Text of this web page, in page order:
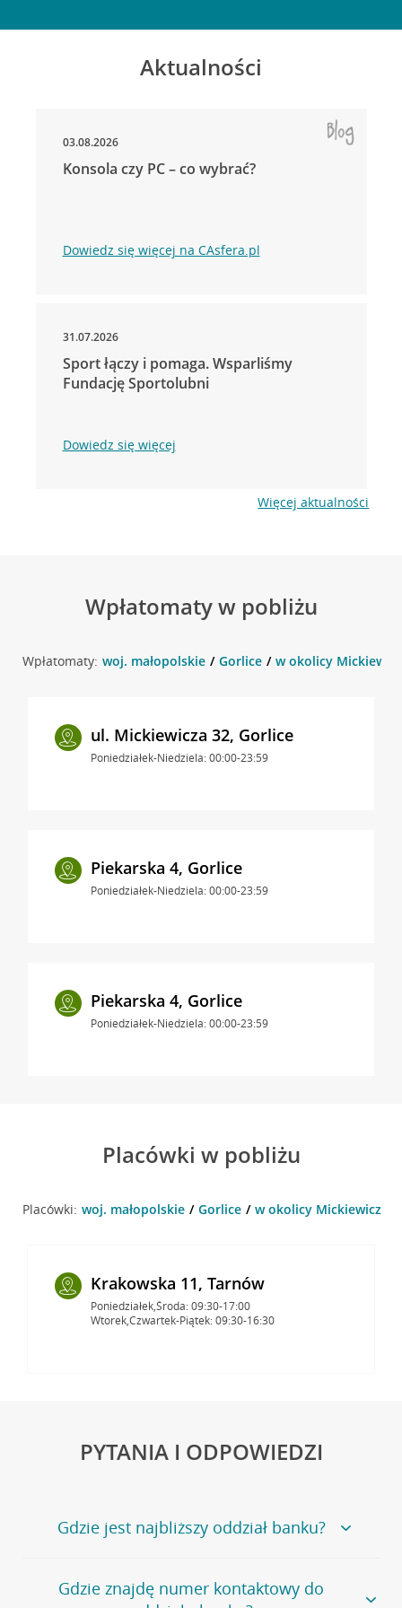
Aktualności
03.08.2026
Konsola czy PC – co wybrać?
Dowiedz się więcej na CAsfera.pl
31.07.2026
Sport łączy i pomaga. Wsparliśmy
Fundację Sportolubni
Dowiedz się więcej
Więcej aktualności
Wpłatomaty w pobliżu
Wpłatomaty: woj. małopolskie Gorlice w okolicy
ul. Mickiewicza 32, Gorlice
Poniedziałek-Niedziela: 00:00-23:59
Piekarska 4, Gorlice
Poniedziałek-Niedziela: 00:00-23:59
Piekarska 4, Gorlice
Poniedziałek-Niedziela: 00:00-23:59
Placówki w pobliżu
Placówki: woj. małopolskie Gorlice w okolicy Mickiewicza
Krakowska 11, Tarnów
Poniedziałek,Środa: 09:30-17:00
Wtorek,Czwartek-Piątek: 09:30-16:30
PYTANIA I ODPOWIEDZI
Gdzie jest najbliższy oddział banku?
Jeśli szukasz oddziału naszego banku, zapraszamy na
stronęPlacówki i bankomaty, na której znajduje się
Gdzie znajdę numer kontaktowy do